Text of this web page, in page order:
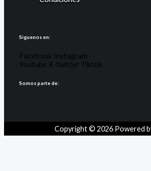
Siguenos en:
Facebook Instagram
Youtube X-twitter Tiktok
Somos parte de:
Copyright © 2026 Powered